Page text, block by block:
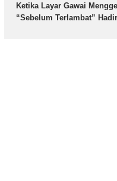
Ketika Layar Gawai
“Sebelum Terlambat”